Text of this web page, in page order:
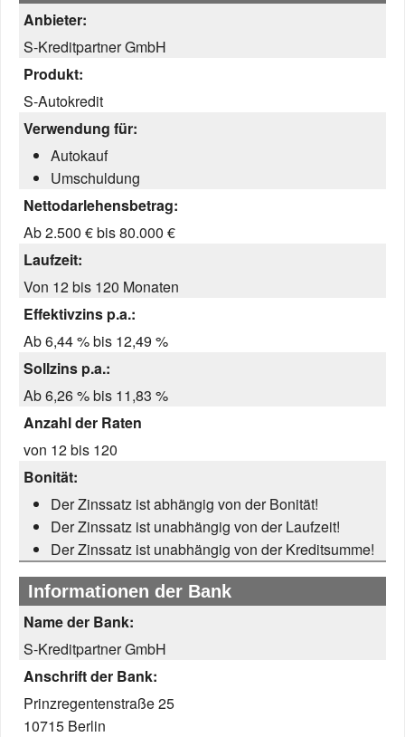
Anbieter:
S-Kreditpartner GmbH
Produkt:
S-Autokredit
Verwendung für:
Autokauf
Umschuldung
Nettodarlehensbetrag:
Ab 2.500 € bis 80.000 €
Laufzeit:
Von 12 bis 120 Monaten
Effektivzins p.a.:
Ab 6,44 % bis 12,49 %
Sollzins p.a.:
Ab 6,26 % bis 11,83 %
Anzahl der Raten
von 12 bis 120
Bonität:
Der Zinssatz ist abhängig von der Bonität!
Der Zinssatz ist unabhängig von der Laufzeit!
Der Zinssatz ist unabhängig von der Kreditsumme!
Informationen der Bank
Name der Bank:
S-Kreditpartner GmbH
Anschrift der Bank:
Prinzregentenstraße 25
10715 Berlin